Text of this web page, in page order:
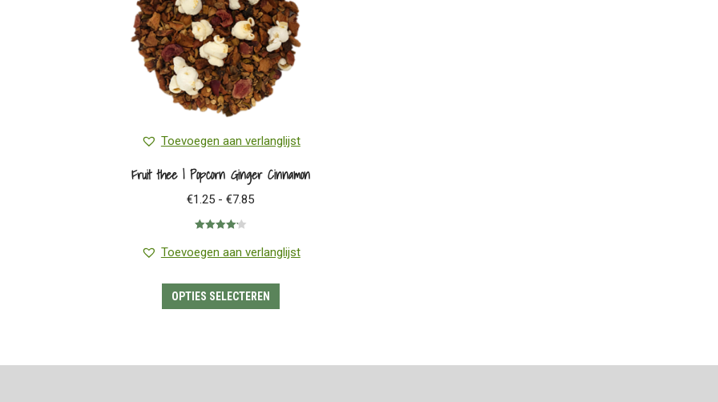
Toevoegen aan verlanglijst
Fruit thee | Popcorn Ginger Cinnamon
€1.25 - €7.85Prijsklasse:
€7.85
4.20uit 5
Toevoegen aan verlanglijst
OPTIES SELECTEREN